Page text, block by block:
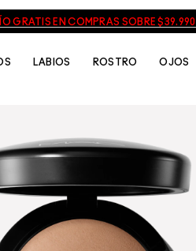
GRATIS EN COMPRAS SOBRE $39.990
LABIOS ROSTRO OJOS